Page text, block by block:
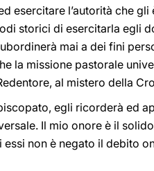
esercitare l’autorità che
storici di esercitarla egli
mai a dei fini
la missione pastorale
al mistero della
egli ricorderà ed
Il mio onore è il
non è negato il debito